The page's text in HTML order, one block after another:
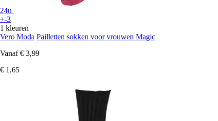
24u
+-3
1 kleuren
Vero Moda Pailletten sokken voor vrouwen Magic
Vanaf € 3,99
€ 1,65